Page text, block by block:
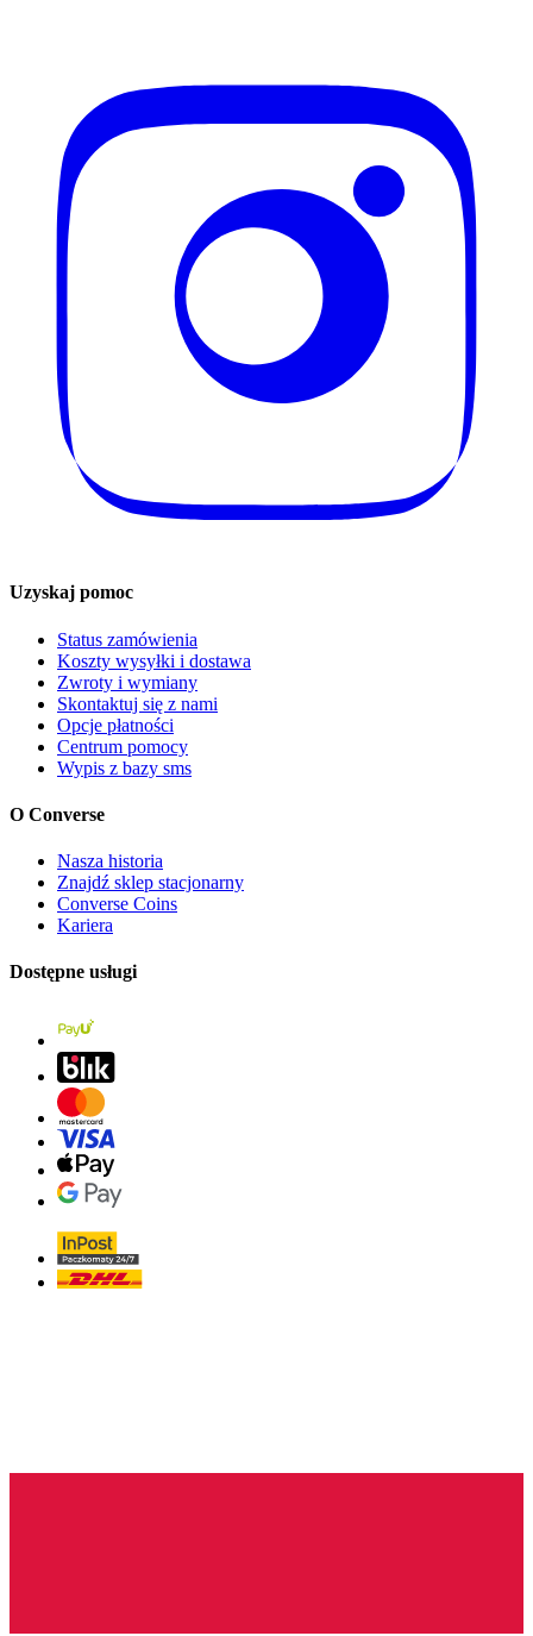
Uzyskaj pomoc
Status zamówienia
Koszty wysyłki i dostawa
Zwroty i wymiany
Skontaktuj się z nami
Opcje płatności
Centrum pomocy
Wypis z bazy sms
O Converse
Nasza historia
Znajdź sklep stacjonarny
Converse Coins
Kariera
Dostępne usługi